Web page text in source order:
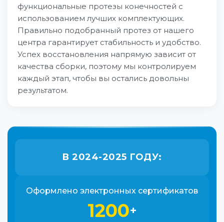
функциональные протезы конечностей с
использованием лучших комплектующих.
Правильно подобранный протез от нашего
центра гарантирует стабильность и удобство.
Успех восстановления напрямую зависит от
качества сборки, поэтому мы контролируем
каждый этап, чтобы вы остались довольны
результатом.
В 2024-2025 ГОДУ:
Оформлено электронных сертификатов
1200+